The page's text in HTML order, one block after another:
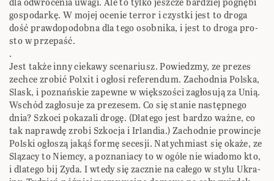
gospo­darkę. W mojej oce­nie terror i czystki jest to droga
dość praw­do­po­dobna dla tego osobnika, i jest to droga pro­
sto w prze­paść.
.
Jest także inny cie­kawy sce­na­riusz. Powiedzmy, ze pre­zes
zechce zro­bić Polxit i ogłosi refe­ren­dum. Zachod­nia Pol­ska,
Slask, i poznań­skie zapewne w więk­szo­ści zagło­sują za Unią.
Wschód zagło­suje za pre­ze­sem. Co się sta­nie następ­nego
dnia? Szkoci poka­zali drogę. (Dla­tego jest bar­dzo ważne, co
tak naprawdę zrobi Szko­cja i Irlan­dia.) Zachod­nie pro­win­cje
Pol­ski ogło­szą jakąś formę sece­sji. Natych­miast się okaże, ze
Slą­zacy to Niemcy, a pozna­niacy to w ogóle nie wia­domo kto,
i dla­tego bij Zyda. I wtedy się zacznie na całego w stylu Ukra­